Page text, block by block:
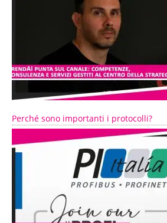
Perché sono importanti i protocolli?